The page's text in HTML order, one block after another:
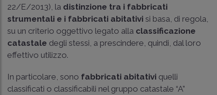
22/E/2013), la distinzione tra i fabbricati
strumentali e i fabbricati abitativi si basa, di regola,
su un criterio oggettivo legato alla classificazione
catastale degli stessi, a prescindere, quindi, dal loro
effettivo utilizzo.
In particolare, sono fabbricati abitativi quelli
classificati o classificabili nel gruppo catastale “A”